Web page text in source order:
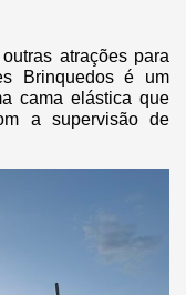
atrações para
Brinquedos é um
cama elástica que
a supervisão de